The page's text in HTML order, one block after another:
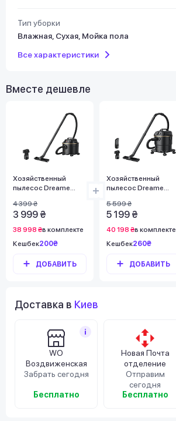
Тип уборки
Влажная, Сухая, Мойка пола
Все характеристики
Вместе дешевле
Хозяйственный
пылесос Dreame
4 399 ₴
3 999 ₴
38 998 ₴в комплекте
Кешбек200₴
ДОБАВИТЬ
Хозяйственный
пылесос Dreame
5 599 ₴
5 199 ₴
40 198 ₴в комплекте
Кешбек260₴
ДОБАВИТЬ
Доставка в Киев
WO
Воздвиженская
Забрать сегодня
Бесплатно
Новая Почта
отделение
Отправим
сегодня
Бесплатно